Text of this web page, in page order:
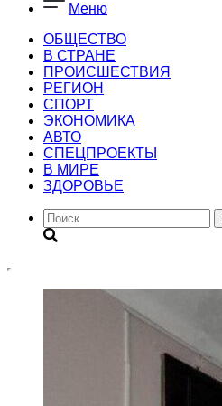
Меню
ОБЩЕСТВО
В СТРАНЕ
ПРОИСШЕСТВИЯ
РЕГИОН
CПОРТ
ЭКОНОМИКА
АВТО
СПЕЦПРОЕКТЫ
В МИРЕ
ЗДОРОВЬЕ